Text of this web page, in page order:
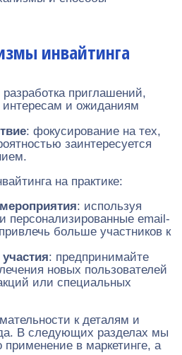
инвайтинга
разработка приглашений,
и ожиданиям
: фокусирование на тех,
заинтересуется
на практике:
: используя
персонализированные email-
больше участников к
: предпринимайте
новых пользователей
или специальных
к деталям и
В следующих разделах мы
в маркетинге, а